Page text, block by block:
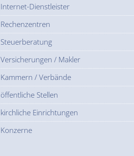
Internet-Dienstleister
Rechenzentren
Steuerberatung
Versicherungen / Makler
Kammern / Verbände
öffentliche Stellen
kirchliche Einrichtungen
Konzerne